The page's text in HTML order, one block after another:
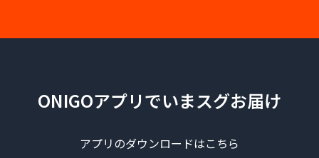
ONIGOアプリでいまスグお届け
アプリのダウンロードはこちら